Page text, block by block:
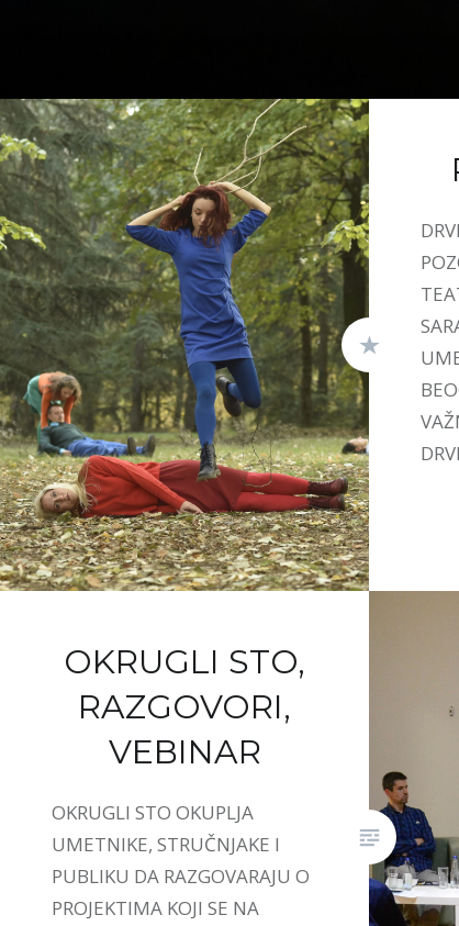
OKRUGLI STO,
RAZGOVORI,
VEBINAR
OKRUGLI STO OKUPLJA
UMETNIKE, STRUČNJAKE I
PUBLIKU DA RAZGOVARAJU O
PROJEKTIMA KOJI SE NA